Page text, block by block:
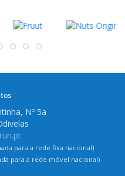
Nº 5a
para a rede fixa nacional)
para a rede móvel nacional)